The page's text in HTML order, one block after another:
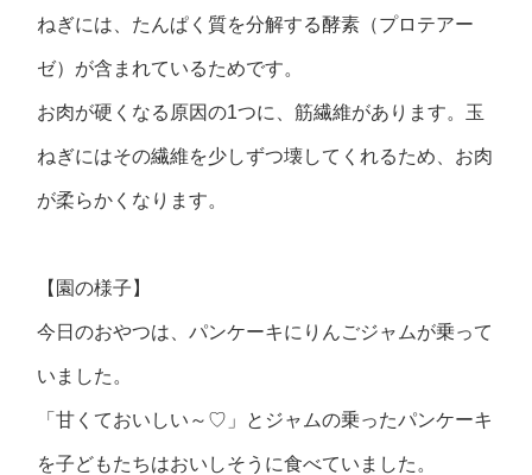
ねぎには、たんぱく質を分解する酵素（プロテアー
ゼ）が含まれているためです。
お肉が硬くなる原因の1つに、筋繊維があります。玉
ねぎにはその繊維を少しずつ壊してくれるため、お肉
が柔らかくなります。
【園の様子】
今日のおやつは、パンケーキにりんごジャムが乗って
いました。
「甘くておいしい～♡」とジャムの乗ったパンケーキ
を子どもたちはおいしそうに食べていました。